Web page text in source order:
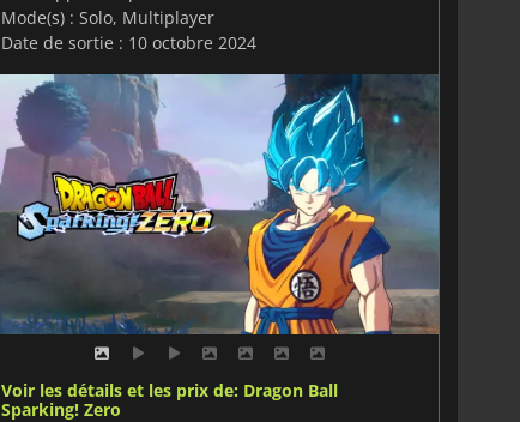
Mode(s) : Solo, Multiplayer
Date de sortie : 10 octobre 2024
Voir les détails et les prix de: Dragon Ball
Sparking! Zero